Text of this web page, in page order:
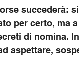
succederà:
per certo, ma
di nomina.
aspettare,